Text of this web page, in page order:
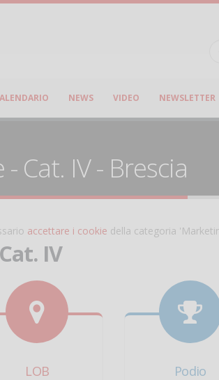
NEWS VIDEO NEWSLETTER
Cat. IV - Brescia
accettare i cookie della categoria
IV
LOB
Podio